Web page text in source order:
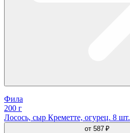
Фила
200 г
Лосось, сыр Креметте, огурец. 8 шт.
от 587 ₽